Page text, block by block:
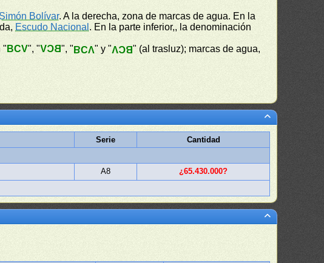
Simón Bolívar. A la derecha, zona de marcas de agua. En la
Escudo Nacional . En la parte inferior,, la denominación
" BCV", "BCV", "BCV" y "BCV" (al trasluz); marcas de agua,
Serie
Cantidad
A8
¿65.430.000?